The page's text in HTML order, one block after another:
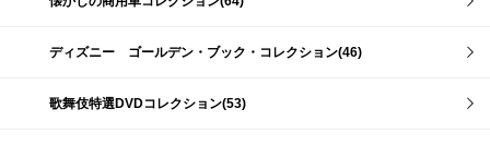
ディズニー ゴールデン・ブック・コレクション(46)
歌舞伎特選DVDコレクション(53)